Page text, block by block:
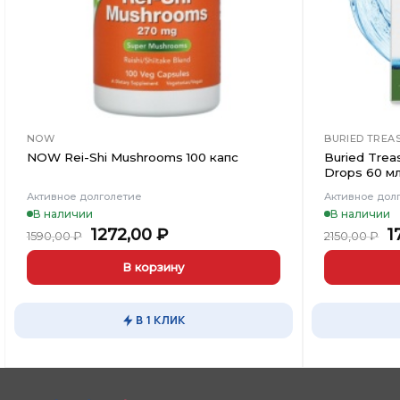
NOW
NOW Rei-Shi Mushrooms 100 капс
Активное долголетие
В наличии
1590,00₽
Первоначальная
цена
составляла
1590,00 ₽.
1272,00 ₽Текущая
цена:
1272,00 ₽.
В корзину
В 1 КЛИК
BURIED
Buried
Drops 60 мл
Активное
В наличии
2150,00₽